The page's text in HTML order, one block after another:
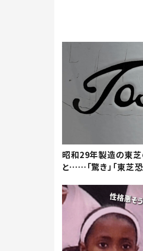
昭和29年製造の東芝
と……「驚き」「東芝恐